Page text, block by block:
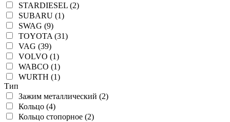
STARDIESEL (2)
SUBARU (1)
SWAG (9)
TOYOTA (31)
VAG (39)
VOLVO (1)
WABCO (1)
WURTH (1)
Тип
Зажим металлический (2)
Кольцо (4)
Кольцо стопорное (2)